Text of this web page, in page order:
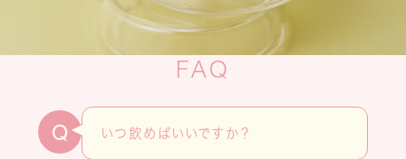
FAQ
Q いつ飲めばいいですか？